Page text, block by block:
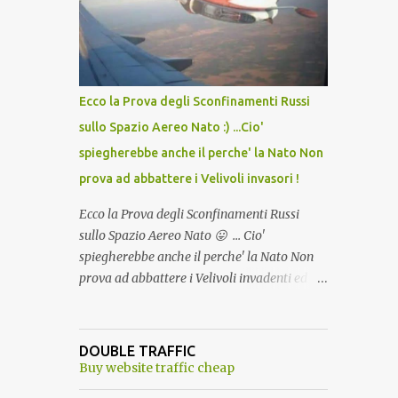
lo scopo della temperatura? Qualcuno a suo
tempo ribattezzo' il Vaccino come: l' Amaro
del Capo, era "spettacolare Ghiacciato, ma
andava bene anche, a Temperatura
Ambiente"! Riproponiamo l'articolo per NON
Ecco la Prova degli Sconfinamenti Russi
sullo Spazio Aereo Nato :) ...Cio'
spiegherebbe anche il perche' la Nato Non
prova ad abbattere i Velivoli invasori !
Ecco la Prova degli Sconfinamenti Russi
sullo Spazio Aereo Nato 😛 ... Cio'
spiegherebbe anche il perche' la Nato Non
prova ad abbattere i Velivoli invadenti ed
alcuna notizia di un'invasione dello spazio
aereo NATO da parte di un robot chiamato
DOUBLE TRAFFIC
Buy website traffic cheap